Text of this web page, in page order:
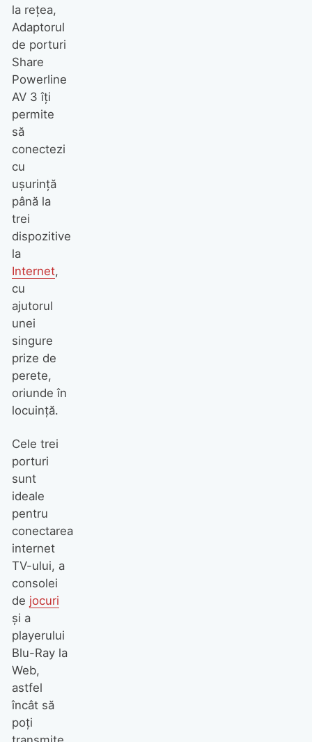
la reţea,
Adaptorul
de porturi
Share
Powerline
AV 3 îţi
permite
să
conectezi
cu
uşurinţă
până la
trei
dispozitive
la
Internet,
cu
ajutorul
unei
singure
prize de
perete,
oriunde în
locuinţă.
Cele trei
porturi
sunt
ideale
pentru
conectarea
internet
TV-ului, a
consolei
de jocuri
şi a
playerului
Blu-Ray la
Web,
astfel
încât să
poţi